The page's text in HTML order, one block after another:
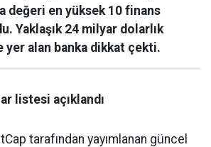
değeri en yüksek 10 finans
Yaklaşık 24 milyar dolarlık
yer alan banka dikkat çekti.
listesi açıklandı
tarafından yayımlanan güncel